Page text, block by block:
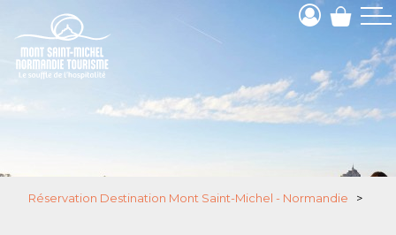
Réservation Destination Mont Saint-Michel - Normandie >